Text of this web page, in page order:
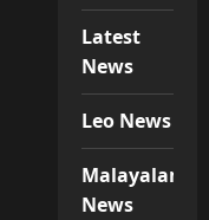
Latest
News
Leo News
Malayalam
News